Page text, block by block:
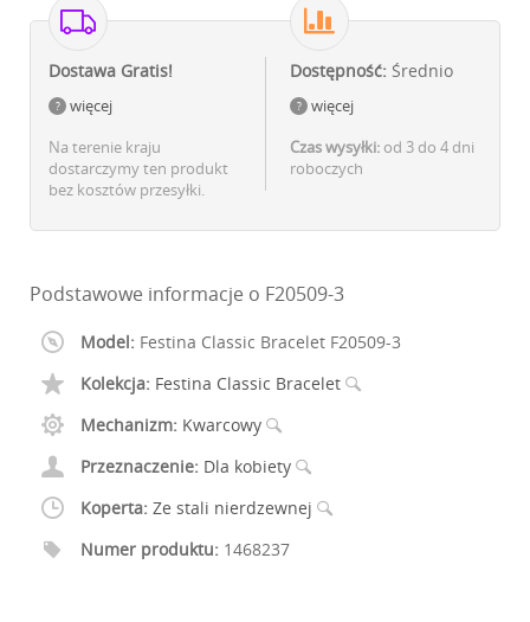
Dostawa Gratis!
więcej
Na terenie kraju
dostarczymy ten produkt
bez kosztów przesyłki.
Dostępność: Średnio
więcej
Czas wysyłki: od 3 do 4 dni
roboczych
Podstawowe informacje o F20509-3
Model: Festina Classic Bracelet F20509-3
Kolekcja: Festina Classic Bracelet
Mechanizm: Kwarcowy
Przeznaczenie: Dla kobiety
Koperta: Ze stali nierdzewnej
Numer produktu: 1468237